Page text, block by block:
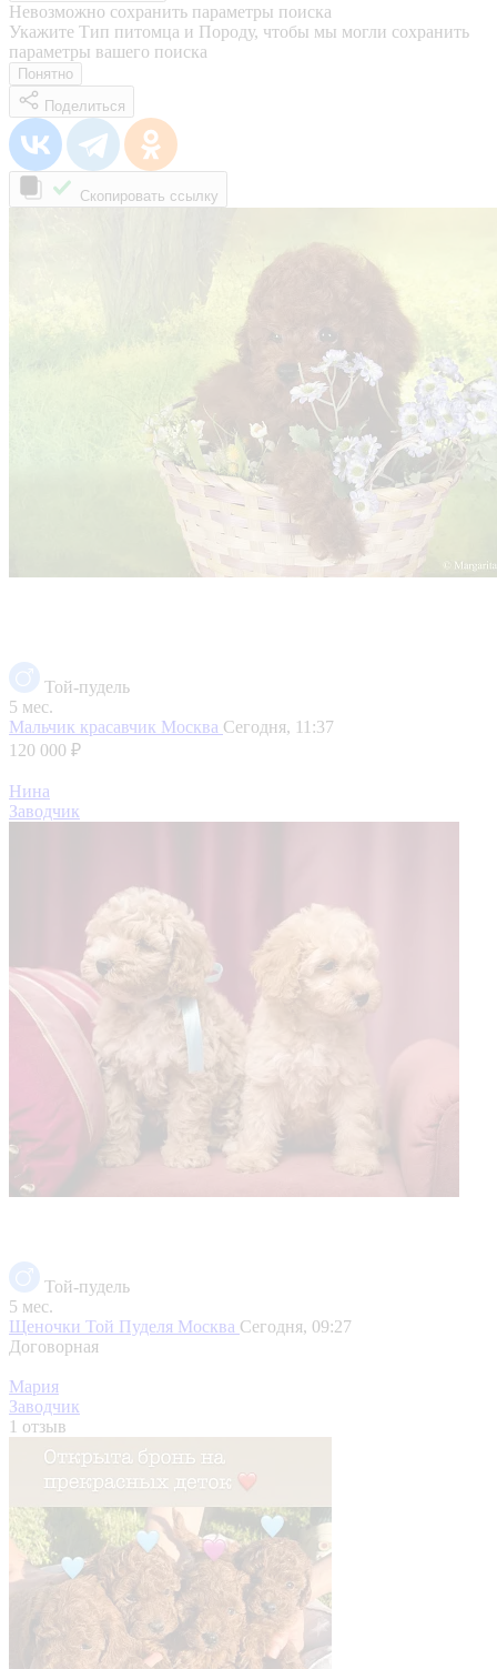
Невозможно сохранить параметры поиска
Укажите Тип питомца и Породу, чтобы мы могли сохранить
параметры вашего поиска
Понятно
Поделиться
Скопировать ссылку
Той-пудель
5 мес.
Мальчик красавчик Москва Сегодня, 11:37
120 000 ₽
Нина
Заводчик
Той-пудель
5 мес.
Щеночки Той Пуделя Москва Сегодня, 09:27
Договорная
Мария
Заводчик
1 отзыв